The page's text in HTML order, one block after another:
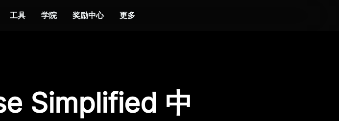
工具 学院 奖励中心 更多
Simplified 中